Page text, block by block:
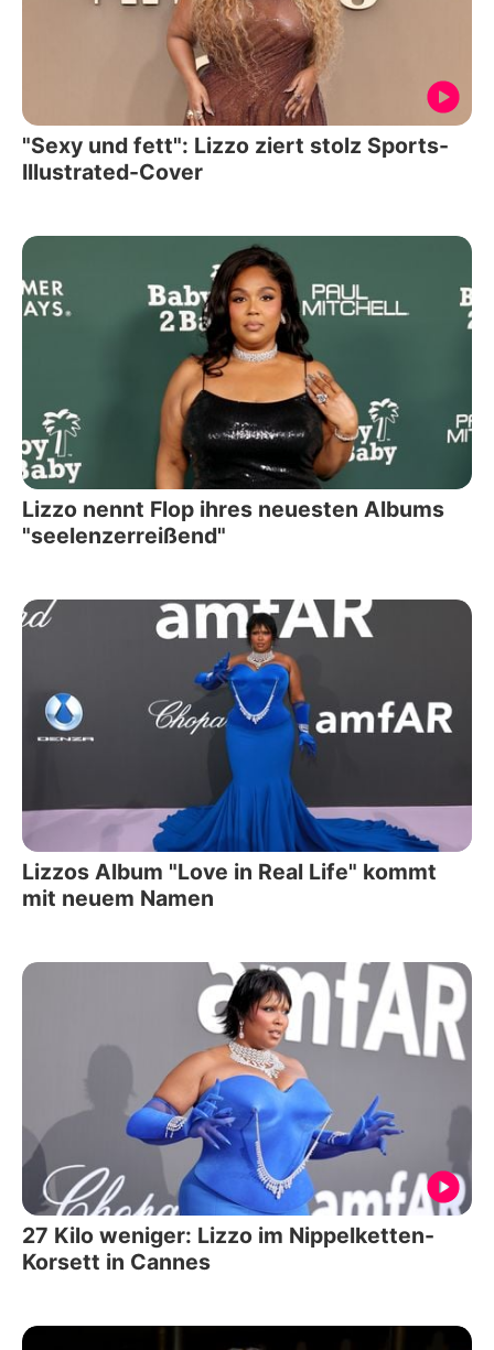
"Sexy und fett": Lizzo ziert stolz Sports-
Illustrated-Cover
Lizzo nennt Flop ihres neuesten Albums
"seelenzerreißend"
Lizzos Album "Love in Real Life" kommt
mit neuem Namen
27 Kilo weniger: Lizzo im Nippelketten-
Korsett in Cannes